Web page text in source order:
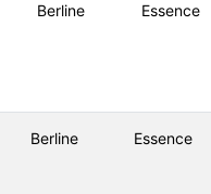
Berline Essence
Berline Essence